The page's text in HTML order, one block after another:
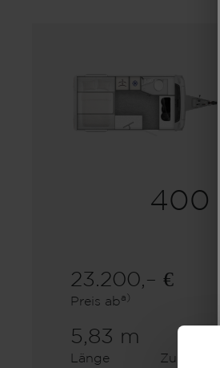
400
23.200,– €
Preis aba)
5,83 m
Länge Zulässig.